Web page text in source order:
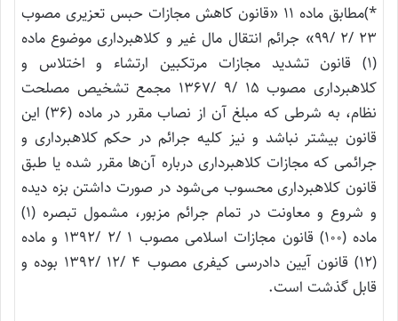
*)مطابق ماده ۱۱ «قانون کاهش مجازات حبس تعزیری مصوب
۲۳ /۲ /۹۹» جرائم انتقال مال غیر و کلاهبرداری موضوع ماده
(۱) قانون تشدید مجازات مرتکبین ارتشاء و اختلاس و
کلاهبرداری مصوب ۱۵ /۹ /۱۳۶۷ مجمع تشخیص مصلحت
نظام، به‌ شرطی که مبلغ آن از نصاب مقرر در ماده (۳۶) این
قانون بیشتر نباشد و نیز کلیه جرائم در حکم کلاهبرداری و
جرائمی که مجازات کلاهبرداری درباره آن‌ها مقرر شده یا طبق
قانون کلاهبرداری محسوب می‌شود در صورت داشتن بزه ‌دیده
و شروع و معاونت در تمام جرائم مزبور، مشمول تبصره (۱)
ماده (۱۰۰) قانون مجازات اسلامی مصوب ۱ /۲ /۱۳۹۲ و ماده
(۱۲) قانون آیین دادرسی کیفری مصوب ۴ /۱۲ /۱۳۹۲ بوده و
قابل گذشت است.